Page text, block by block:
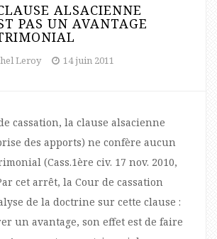
ALSACIENNE
PAS UN AVANTAGE
Leroy 14 juin 2011
cassation, la clause alsacienne
des apports) ne confère aucun
(Cass.1ère civ. 17 nov. 2010,
cet arrêt, la Cour de cassation
de la doctrine sur cette clause :
un avantage, son effet est de faire